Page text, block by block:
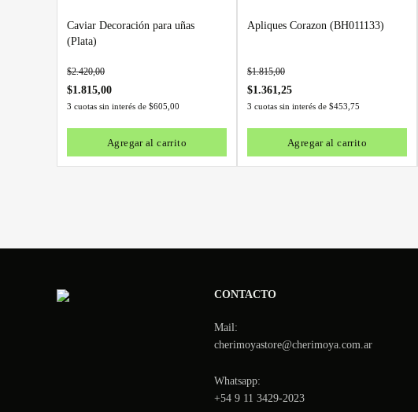
Caviar Decoración para uñas
(Plata)
$2.420,00
$1.815,00
3 cuotas sin interés de $605,00
Agregar al carrito
Apliques Corazon (BH011133)
$1.815,00
$1.361,25
3 cuotas sin interés de $453,75
Agregar al carrito
CONTACTO
Mail:
cherimoyastore@cherimoya.com.ar
Whatsapp:
+54 9 11 3429-2023